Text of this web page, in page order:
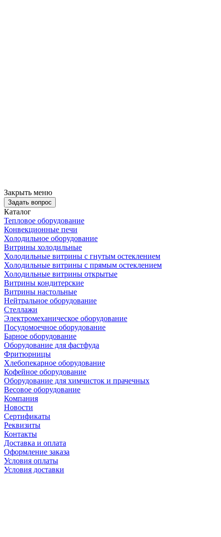
Закрыть меню
Задать вопрос
Каталог
Тепловое оборудование
Конвекционные печи
Холодильное оборудование
Витрины холодильные
Холодильные витрины с гнутым остеклением
Холодильные витрины с прямым остеклением
Холодильные витрины открытые
Витрины кондитерские
Витрины настольные
Нейтральное оборудование
Стеллажи
Электромеханическое оборудование
Посудомоечное оборудование
Барное оборудование
Оборудование для фастфуда
Фритюрницы
Хлебопекарное оборудование
Кофейное оборудование
Оборудование для химчисток и прачечных
Весовое оборудование
Компания
Новости
Сертификаты
Реквизиты
Контакты
Доставка и оплата
Оформление заказа
Условия оплаты
Условия доставки